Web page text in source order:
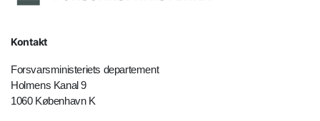
Kontakt
Forsvarsministeriets departement
Holmens Kanal 9
1060 København K